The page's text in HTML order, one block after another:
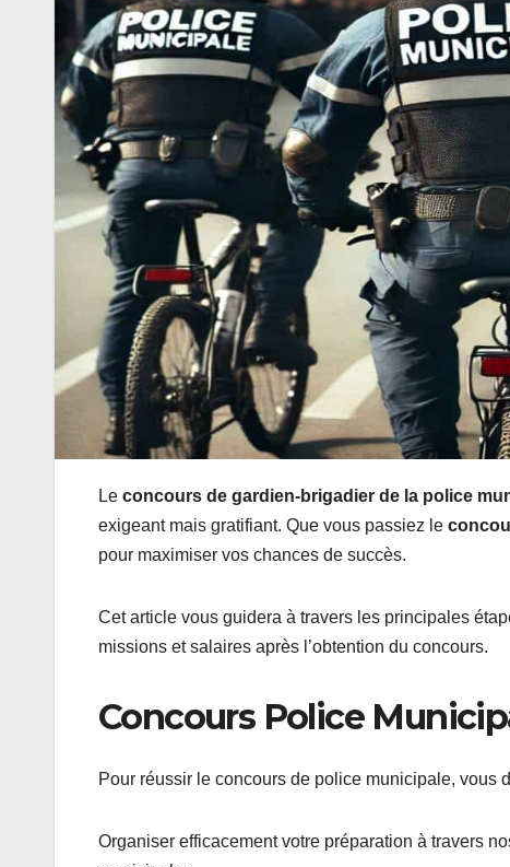
Le concours de gardien-brigadier de la police
exigeant mais gratifiant. Que vous passiez le
pour maximiser vos chances de succès.
Cet article vous guidera à travers les principales
missions et salaires après l’obtention du concours.
Concours Police
Pour réussir le concours de police municipale, vous
Organiser efficacement votre préparation à travers